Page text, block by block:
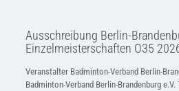
Ausschreibung Berlin-
Einzelmeisterschaften O35
Veranstalter Badminton-Verband Berlin-
Badminton-Verband Berlin-Brandenburg